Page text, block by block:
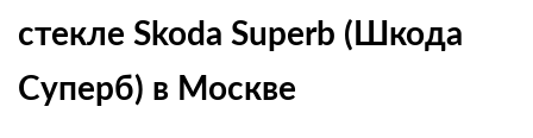
стекле Skoda Superb (Шкода
Суперб) в Москве